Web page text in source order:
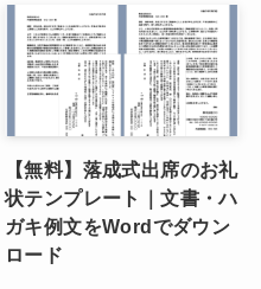
【無料】落成式出席のお礼
状テンプレート｜文書・ハ
ガキ例文をWordでダウン
ロード